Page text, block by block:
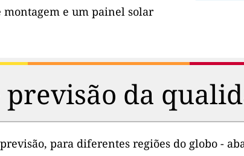
e um painel solar
previsão da
para diferentes regiões do globo -